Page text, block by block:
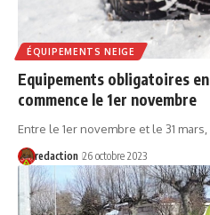
ÉQUIPEMENTS NEIGE
Equipements obligatoires
commence le 1er novembre
Entre le 1er novembre et le 31
redaction 26 octobre 2023